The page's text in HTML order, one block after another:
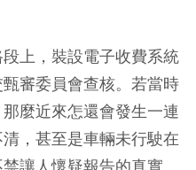
上，裝設電子收費系統
審委員會查核。若當時
麼近來怎還會發生一連
，甚至是車輛未行駛在